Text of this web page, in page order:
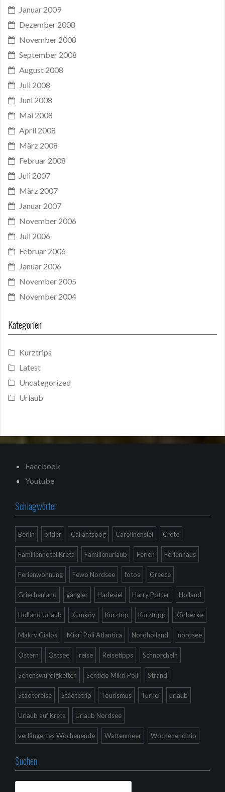
Januar 2009
Dezember 2008
November 2008
September 2008
August 2008
Juli 2008
Juni 2008
Mai 2008
April 2008
März 2008
Februar 2008
Juli 2007
März 2007
Januar 2007
November 2006
Juli 2006
Februar 2006
Januar 2006
November 2005
November 2004
Kategorien
Kurztrips
Latest
Uncategorized
Urlaub
Facebook
Youtube
Schlagwörter
Berlin bilder Callantsoog Carolinensiel Crete
Familienhotel Kreta Familienurlaub Ferien Ferienhaus
Ferienwohnung Fewo Nordsee fotos Greece
Griechenland gängler Harlesiel Harry Potter Holland
Holland Urlaub Kumköy Kurztrip Kurztripp Körbecke
Makry Gialos Mikri Poli Atlantica Nordholland nordsee
Ostern Ostsee reise Reisetipps Schnorcheln
Sehenswürdigkeiten Sentido Mikri Poli Strand
Städtereise Städtetrip Tourismus Türkei urlaub
Urlaub auf Kreta Urlaub Nordsee
verlängertes Wochenende Wattenmeer Wochenendtrip
Suchen